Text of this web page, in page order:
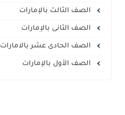
الصف الثالث بالإمارات
الصف الثانى بالإمارات
الصف الحادى عشر بالامارات
الصف الأول بالإمارات